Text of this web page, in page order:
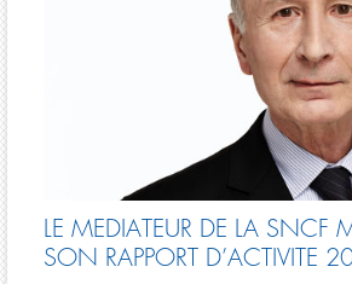
LE MEDIATEUR DE LA SNCF
SON RAPPORT D’ACTIVITE